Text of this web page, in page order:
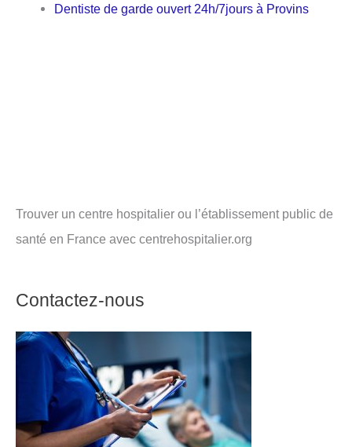
Dentiste de garde ouvert 24h/7jours à Provins
Trouver un centre hospitalier ou l’établissement public de
santé en France avec centrehospitalier.org
Contactez-nous